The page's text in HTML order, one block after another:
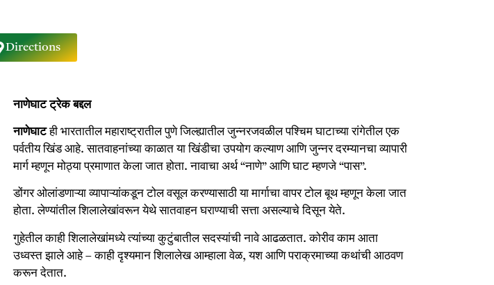
Directions
नाणेघाटट्रेकबद्दल
नाणेघाटही भारतातील महाराष्ट्रातील पुणे जिल्ह्यातील जुन्नरजवळील पश्चिम घाटाच्या रांगेतील एक
पर्वतीय खिंड आहे. सातवाहनांच्या काळात या खिंडीचा उपयोग कल्याण आणि जुन्नर दरम्यानचा व्यापारी
मार्ग म्हणून मोठ्या प्रमाणात केला जात होता. नावाचा अर्थ “नाणे” आणि घाट म्हणजे “पास”.
डोंगर ओलांडणाऱ्या व्यापाऱ्यांकडून टोल वसूल करण्यासाठी या मार्गाचा वापर टोल बूथ म्हणून केला जात
होता. लेण्यांतील शिलालेखांवरून येथे सातवाहन घराण्याची सत्ता असल्याचे दिसून येते.
गुहेतील काही शिलालेखांमध्ये त्यांच्या कुटुंबातील सदस्यांची नावे आढळतात. कोरीव काम आता
उध्वस्त झाले आहे – काही दृश्यमान शिलालेख आम्हाला वेळ, यश आणि पराक्रमाच्या कथांची आठवण
करून देतात.